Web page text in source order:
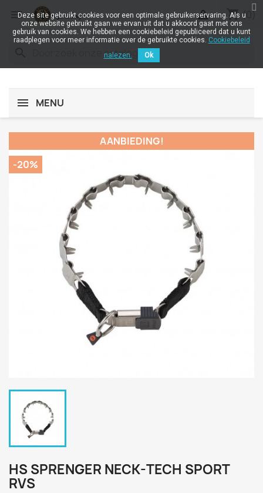
 shopping_cart (0)

MENU
AANBIEDING!
-20%
HS SPRENGER NECK-TECH SPORT
RVS
Deze site gebruikt cookies voor een optimale gebruikerservaring. Als u
onze website gebruikt gaan we ervan uit dat u akkoord gaat met ons
gebruik van cookies. We hebben een cookiebeleid gepubliceerd dat u kunt
raadplegen voor meer informatie over de gebruikte cookies. Cookiebeleid
nalezen.
Ok